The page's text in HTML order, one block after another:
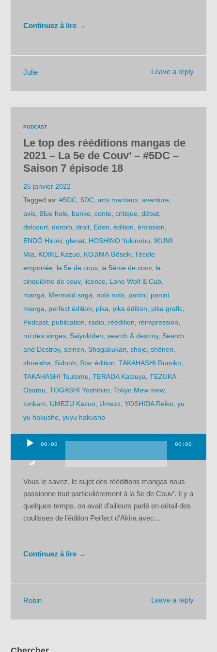
Continuez à lire →
Leave a reply
Julie
PODCAST
Le top des rééditions mangas de
2021 – La 5e de Couv’ – #5DC –
Saison 7 épisode 18
25 janvier 2022
Tagged as:#5DC ,5DC ,arts martiaux ,aventure
avis Blue hole bunko ,conte ,critique ,débat
delcourt ,dororo ,droit Eden ,édition ,émission
ENDÔ Hiroki ,glenat HOSHINO Yukinobu
IKUMI
Mia
KOIKE Kazuo KOJIMA Gôseki l’école
emportée la 5e de couv, la 5ème de couv, la
cinquième de couv, licence Lone Wolf & Cub
manga
Mermaid saga nobi nobi panini panini
manga
perfect édition pika pika édition pika grafic
Podcast publication radio réédition réimpression
roi des singes ,Saiyukiden ,search & destroy,Search
and Destroy,seinen ,Shogakukan ,shojo ,shônen
shueisha ,Sidooh ,Star édition ,TAKAHASHI Rumiko
TAKAHASHI Tsutomu ,TERADA Katsuya ,TEZUKA
Osamu ,TOGASHI Yoshihiro ,Tokyo Mew mew,
tonkam
UMEZU Kazuo Umezz ,YOSHIDA Reiko ,yu
yu hakusho ,yuyu hakusho
00:00 00:00
Vous le savez, le sujet des rééditions mangas nous
passionne tout particulièrement à la 5e de Couv’. Il y a
quelques temps, on avait d’ailleurs parlé en détail des
coulisses de l’édition Perfect d’Akira avec...
Continuez à lire →
Leave a reply
Robin